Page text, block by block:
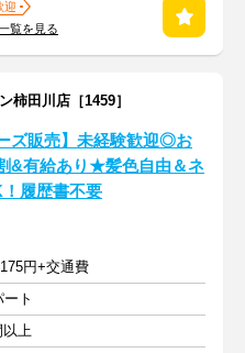
迎
覧を見る
柿田川店［1459］
ズ販売】未経験歓迎◎お
&有給あり★髪色自由＆ネ
履歴書不要
円+交通費
ト
以上